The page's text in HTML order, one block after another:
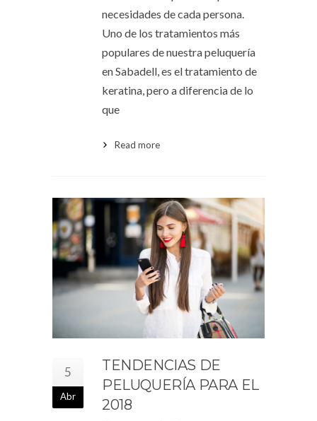
necesidades de cada persona.
Uno de los tratamientos más
populares de nuestra peluquería
en Sabadell, es el tratamiento de
keratina, pero a diferencia de lo
que
Read more
5
Abr
TENDENCIAS DE
PELUQUERÍA PARA EL
2018